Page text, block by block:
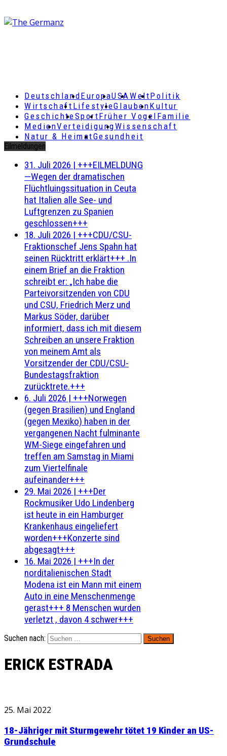
DeutschlandEuropaUSAWeltPolitik
Wirtschaft LifestyleGlaubenKultur
GeschichteSportFrüher Vogel Familie
MedienVerteidigungWissenschaft
Natur & HeimatGesundheit
Eilmeldungen
31. Juli 2026 | +++EILMELDUNG
—Wegen der dramatischen
Flüchtluingssituation in Ceuta
hat Italien alle See- und
Luftgrenzen zu Spanien
geschlossen+++
18. Juli 2026 | +++CDU/CSU-
Fraktionschef Jens Spahn hat
seinen Rücktritt erklärt+++ .In
einem Brief an die Fraktion
schreibt er: „Ich habe die
Parteivorsitzenden von CDU
und CSU, Friedrich Merz und
Markus Söder, darüber
informiert, dass ich mit diesem
Schreiben an unsere Fraktion
von meinem Amt als
Vorsitzender der CDU/CSU-
Bundestagsfraktion
zurücktrete.+++
6. Juli 2026 | +++Norwegen
(gegen Brasilien) und England
(gegen Mexiko) haben in der
vergangenen Nacht fulminante
WM-Siege eingefahren und
treffen am Samstag in Miami
zum Viertelfinale
aufeinander+++
29. Mai 2026 | +++Der
Rockmusiker Udo Lindenberg
ist heute in ein Hamburger
Krankenhaus eingeliefert
worden+++Konzerte sind
abgesagt+++
16. Mai 2026 | +++In der
norditalienischen Stadt
Modena ist ein Mann mit einem
Auto in eine Menschenmenge
gerast+++ 8 Menschen wurden
verletzt , davon 4 schwer+++
Suchen nach:
ERICK ESTRADA
25. Mai 2022
18-Jähriger mit Sturmgewehr tötet 19 Kinder an US-
Grundschule